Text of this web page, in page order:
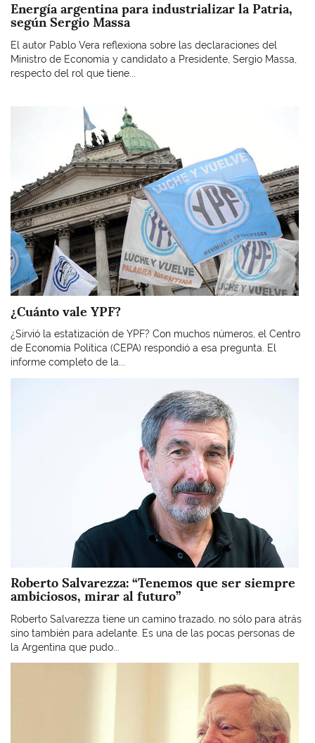
Energía argentina para industrializar la Patria,
según Sergio Massa
El autor Pablo Vera reflexiona sobre las declaraciones del
Ministro de Economía y candidato a Presidente, Sergio Massa,
respecto del rol que tiene...
¿Cuánto vale YPF?
¿Sirvió la estatización de YPF? Con muchos números, el Centro
de Economía Política (CEPA) respondió a esa pregunta. El
informe completo de la...
Roberto Salvarezza: “Tenemos que ser siempre
ambiciosos, mirar al futuro”
Roberto Salvarezza tiene un camino trazado, no sólo para atrás
sino también para adelante. Es una de las pocas personas de
la Argentina que pudo...